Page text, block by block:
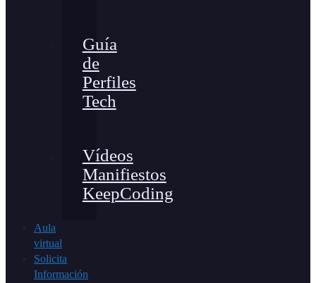
Guía
de
Perfiles
Tech
Vídeos
Manifiestos
KeepCoding
Aula
virtual
Solicita
Información